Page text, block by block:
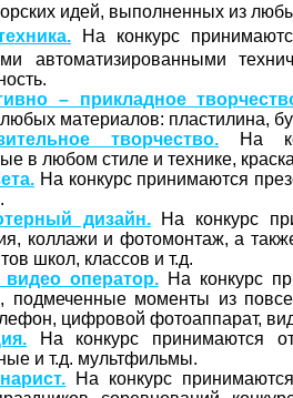
идей, выполненных из
На конкурс
автоматизированными
– прикладное
материалов: пластилина,
творчество. На
в любом стиле и технике,
На конкурс принимаются
дизайн.На конкурс
коллажи и фотомонтаж, а
школ, классов и т.д.
оператор.
На конкурс
подмеченные моменты из
цифровой фотоаппарат,
На конкурс принимаются
и т.д. мультфильмы.
На конкурс